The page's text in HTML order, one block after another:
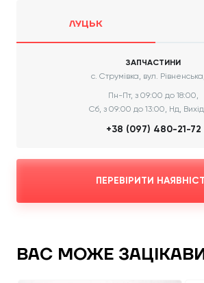
ЛУЦЬК
ЗАПЧАСТИНИ
с. Струмівка, вул.
Пн-Пт, з 09:00 до 18:00,
Сб, з 09:00 до 13:00, Нд,
+38 (097) 480-21-72
ПЕРЕВІРИТИ
ВАС МОЖЕ